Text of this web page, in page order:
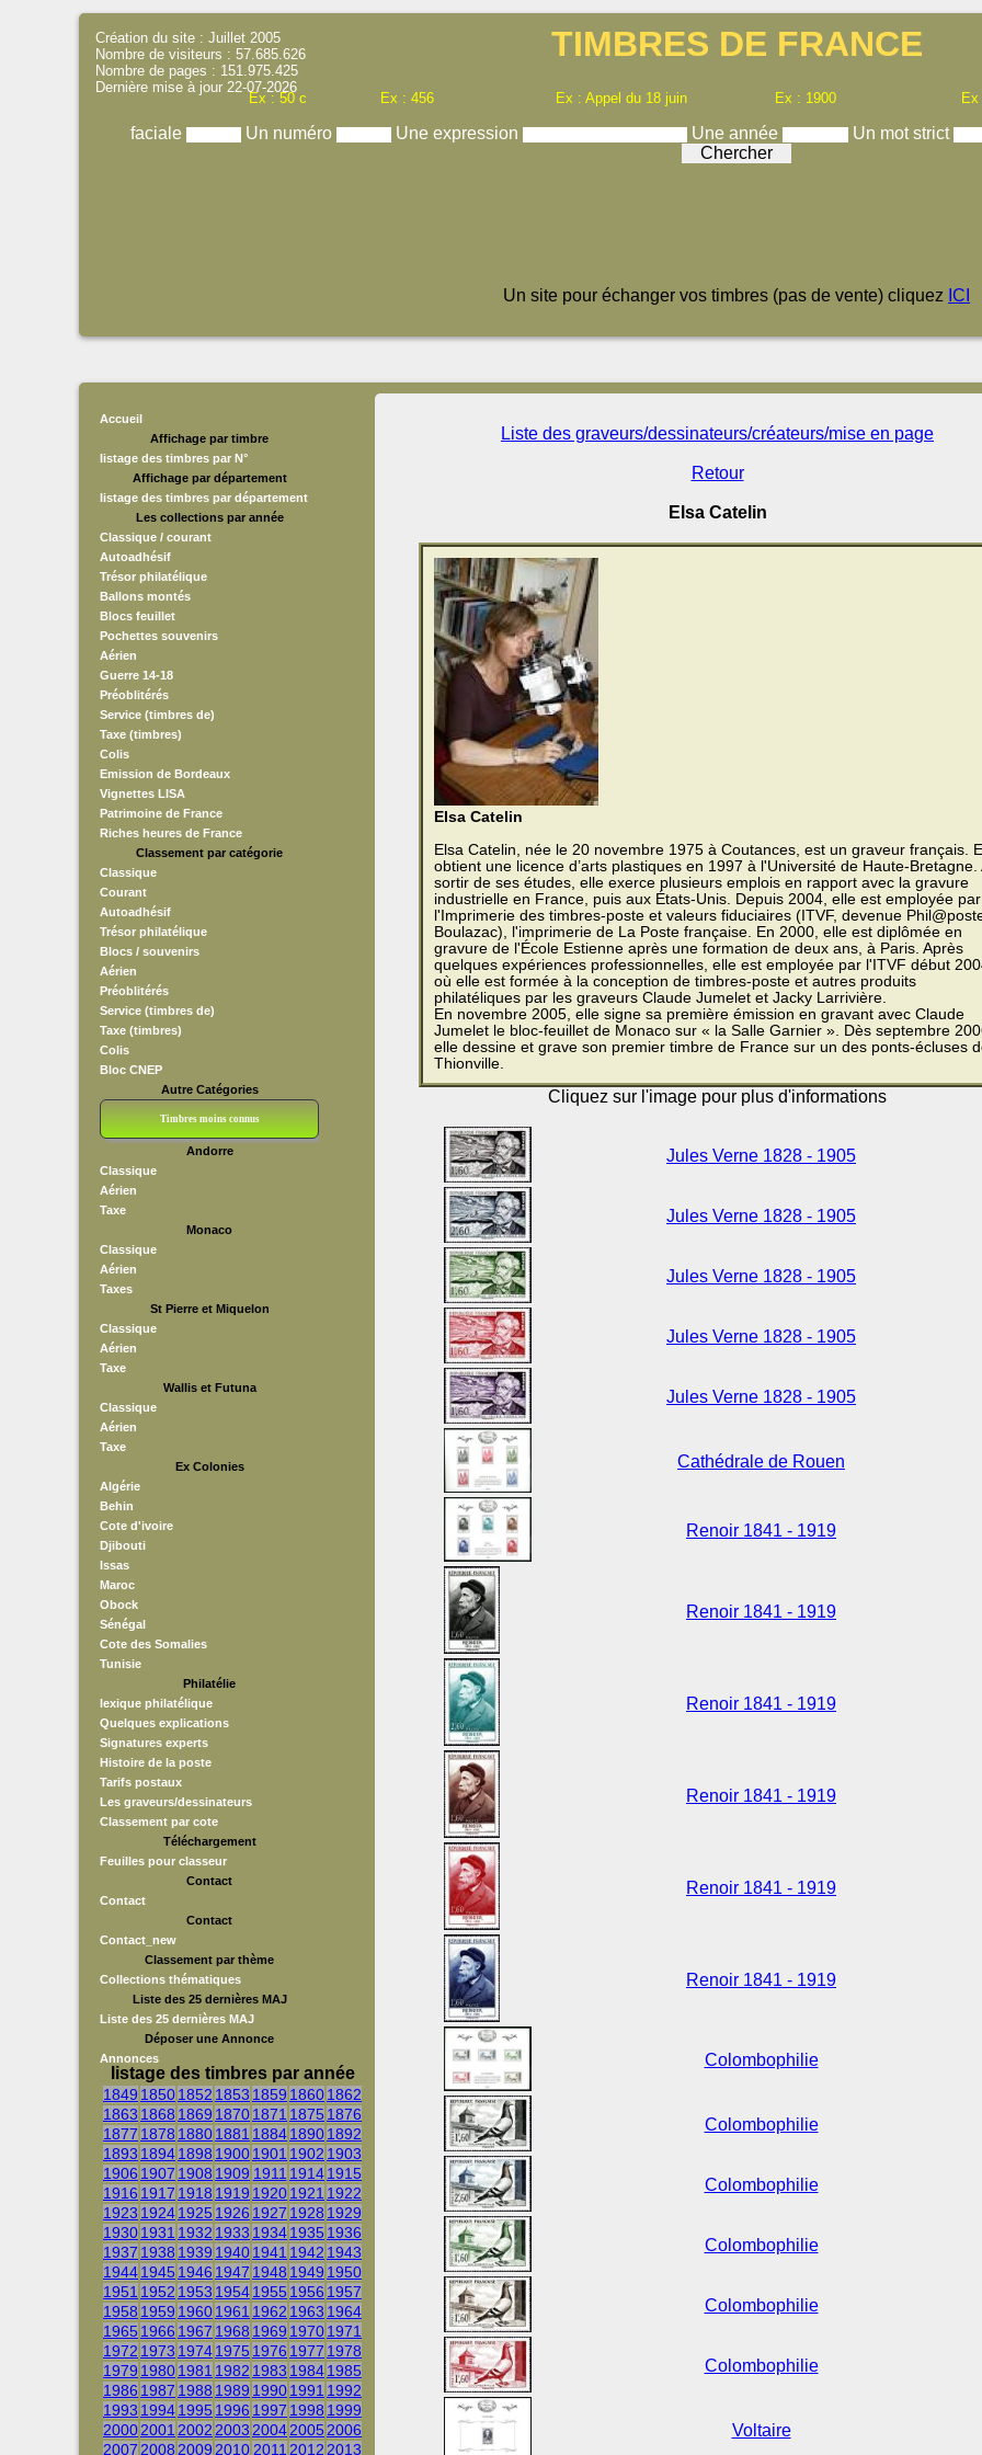
TIMBRES DE FRANCE
Ex : 50 c Ex : 456 Ex : Appel du 18 juin Ex : 1900
faciale Un numéro Une expression Une année Un mot strict
Création du site : Juillet 2005
Nombre de visiteurs : 57.685.626
Nombre de pages : 151.975.425
Dernière mise à jour 22-07-2026
Un site pour échanger vos timbres (pas de vente) cliquez ICI
Accueil
Affichage par timbre
listage des timbres par N°
Affichage par département
listage des timbres par département
Les collections par année
Classique / courant
Autoadhésif
Trésor philatélique
Ballons montés
Blocs feuillet
Pochettes souvenirs
Aérien
Guerre 14-18
Préoblitérés
Service (timbres de)
Taxe (timbres)
Colis
Emission de Bordeaux
Vignettes LISA
Patrimoine de France
Riches heures de France
Classement par catégorie
Classique
Courant
Autoadhésif
Trésor philatélique
Blocs / souvenirs
Aérien
Préoblitérés
Service (timbres de)
Taxe (timbres)
Colis
Bloc CNEP
Autre Catégories
Timbres moins connus
Andorre
Classique
Aérien
Taxe
Monaco
Classique
Aérien
Taxes
St Pierre et Miquelon
Classique
Aérien
Taxe
Wallis et Futuna
Classique
Aérien
Taxe
Ex Colonies
Algérie
Behin
Cote d'ivoire
Djibouti
Issas
Maroc
Obock
Sénégal
Cote des Somalies
Tunisie
Philatélie
lexique philatélique
Quelques explications
Signatures experts
Histoire de la poste
Tarifs postaux
Les graveurs/dessinateurs
Classement par cote
Téléchargement
Feuilles pour classeur
Contact
Contact
Contact
Contact_new
Classement par thème
Collections thématiques
Liste des 25 dernières MAJ
Liste des 25 dernières MAJ
Déposer une Annonce
Annonces
listage des timbres par année
1849 18501852 1853 1859 18601862
1863 1868 1869 18701871 1875 1876
1877 1878 18801881 188418901892
1893 18941898 19001901 1902 1903
1906 1907 1908 1909 1911 19141915
1916 1917 1918 1919 19201921 1922
1923 19241925 1926 1927 1928 1929
19301931 1932 1933 19341935 1936
1937 1938 1939 19401941 1942 1943
19441945 1946 1947 1948 1949 1950
1951 1952 1953 19541955 1956 1957
1958 1959 19601961 1962 1963 1964
1965 1966 1967 1968 1969 19701971
1972 1973 19741975 1976 1977 1978
1979 19801981 1982 1983 19841985
1986 1987 1988 1989 19901991 1992
1993 19941995 1996 1997 1998 1999
20002001 2002 2003 20042005 2006
2007 2008 2009 2010 2011 2012 2013
Liste des graveurs/dessinateurs/créateurs/mise en page
Retour
Elsa Catelin
Elsa Catelin
Elsa Catelin, née le 20 novembre 1975 à Coutances, est un graveur français.
obtient une licence d’arts plastiques en 1997 à l'Université de Haute-Bretagne.
sortir de ses études, elle exerce plusieurs emplois en rapport avec la gravure
industrielle en France, puis aux États-Unis. Depuis 2004, elle est employée par
l'Imprimerie des timbres-poste et valeurs fiduciaires (ITVF, devenue
Boulazac), l'imprimerie de La Poste française. En 2000, elle est diplômée en
gravure de l'École Estienne après une formation de deux ans, à Paris. Après
quelques expériences professionnelles, elle est employée par l'ITVF début
où elle est formée à la conception de timbres-poste et autres produits
philatéliques par les graveurs Claude Jumelet et Jacky Larrivière.
En novembre 2005, elle signe sa première émission en gravant avec Claude
Jumelet le bloc-feuillet de Monaco sur « la Salle Garnier ». Dès septembre
elle dessine et grave son premier timbre de France sur un des ponts-écluses
Thionville.
Cliquez sur l'image pour plus d'informations
Jules Verne 1828 - 1905
Jules Verne 1828 - 1905
Jules Verne 1828 - 1905
Jules Verne 1828 - 1905
Jules Verne 1828 - 1905
Cathédrale de Rouen
Renoir 1841 - 1919
Renoir 1841 - 1919
Renoir 1841 - 1919
Renoir 1841 - 1919
Renoir 1841 - 1919
Renoir 1841 - 1919
Colombophilie
Colombophilie
Colombophilie
Colombophilie
Colombophilie
Colombophilie
Voltaire